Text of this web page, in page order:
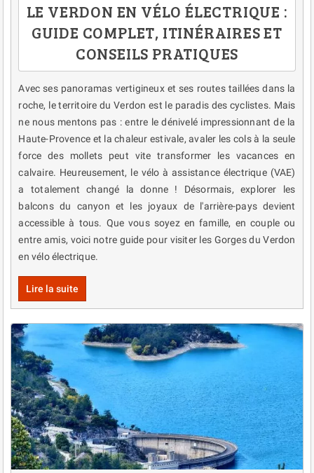
LE VERDON EN VÉLO ÉLECTRIQUE :
GUIDE COMPLET, ITINÉRAIRES ET
CONSEILS PRATIQUES
Avec ses panoramas vertigineux et ses routes taillées dans la
roche, le territoire du Verdon est le paradis des cyclistes. Mais
ne nous mentons pas : entre le dénivelé impressionnant de la
Haute-Provence et la chaleur estivale, avaler les cols à la seule
force des mollets peut vite transformer les vacances en
calvaire. Heureusement, le vélo à assistance électrique (VAE)
a totalement changé la donne ! Désormais, explorer les
balcons du canyon et les joyaux de l'arrière-pays devient
accessible à tous. Que vous soyez en famille, en couple ou
entre amis, voici notre guide pour visiter les Gorges du Verdon
en vélo électrique.
Lire la suite